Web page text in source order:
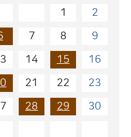
1
2
7 8
9
14 15
16
21 22
23
28 29
30